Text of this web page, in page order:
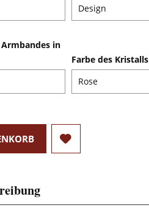
in
Farbe des Kristalls